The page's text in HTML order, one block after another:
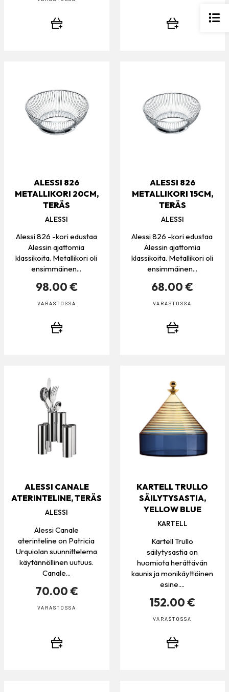
ALESSI 826
METALLIKORI 20CM,
TERÄS
ALESSI
Alessi 826 -kori edustaa
Alessin ajattomia
klassikoita. Metallikori oli
ensimmäinen...
98.00 €
VARASTOSSA
ALESSI 826
METALLIKORI 15CM,
TERÄS
ALESSI
Alessi 826 -kori edustaa
Alessin ajattomia
klassikoita. Metallikori oli
ensimmäinen...
68.00 €
VARASTOSSA
ALESSI CANALE
ATERINTELINE, TERÄS
ALESSI
Alessi Canale
aterinteline on Patricia
Urquiolan suunnittelema
käytännöllinen uutuus.
Canale...
70.00 €
VARASTOSSA
KARTELL TRULLO
SÄILYTYSASTIA,
YELLOW BLUE
KARTELL
Kartell Trullo
säilytysastia on
huomiota herättävän
kaunis ja monikäyttöinen
esine....
152.00 €
VARASTOSSA